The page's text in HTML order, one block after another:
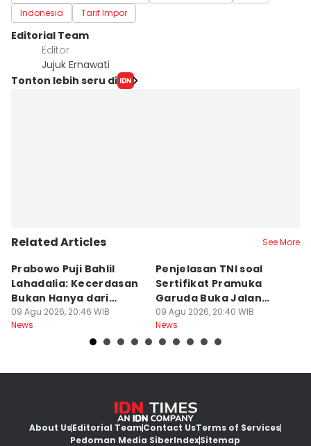
Indonesia
Tarif Impor
Editorial Team
Editor
Jujuk Ernawati
Tonton lebih seru di
Related Articles See More
Prabowo Puji Bahlil
Lahadalia: Kecerdasan
Bukan Hanya dari
Sekolah
09 Agu 2026, 20:46 WIB
News
Penjelasan TNI soal
Sertifikat Pramuka
Garuda Buka Jalan
Masuk Militer
09 Agu 2026, 20:40 WIB
News
About UsEditorial TeamContact UsTerms of Services
Pedoman Media SiberIndexSitemap